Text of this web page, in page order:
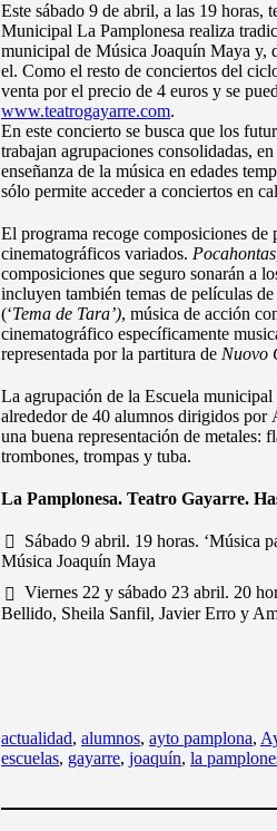
Este sábado 9 de abril, a las 19 horas,
Municipal La Pamplonesa realiza
municipal de Música Joaquín Maya y,
el. Como el resto de conciertos del
venta por el precio de 4 euros y se
www.teatrogayarre.com.
En este concierto se busca que los
trabajan agrupaciones consolidadas,
enseñanza de la música en edades
sólo permite acceder a conciertos en
El programa recoge composiciones de
cinematográficos variados. Pocahontas
composiciones que seguro sonarán a
incluyen también temas de películas de
(‘Tema de Tara’), música de acción
cinematográfico específicamente
representada por la partitura de Nuovo
La agrupación de la Escuela municipal
alrededor de 40 alumnos dirigidos por
una buena representación de metales:
trombones, trompas y tuba.
La Pamplonesa. Teatro Gayarre.
Sábado 9 abril. 19 horas. ‘Música
Música Joaquín Maya
Viernes 22 y sábado 23 abril. 20
Bellido, Sheila Sanfil, Javier Erro y
actualidad, alumnos, ayto pamplona,
escuelas, gayarre, joaquín, la